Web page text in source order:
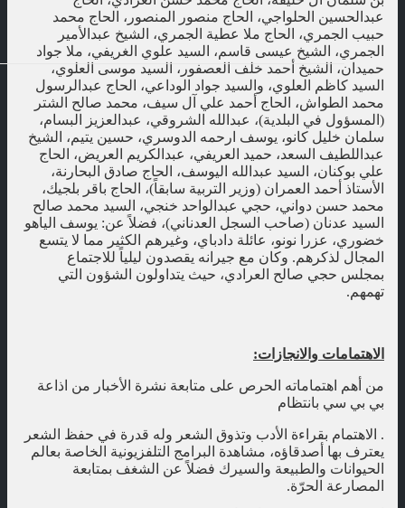
عبدالحسين الحلواجي، الحاج منصور المنصور، الحاج محمد
حبيب الجمري، الحاج ملا عطية الجمري، الشيخ عبدالأمير
الجمري، الشيخ عيسى قاسم، السيد علوي الغريفي، ملا جواد
حميدان، الشيخ أحمد خلف العصفور، السيد موسى العلوي،
السيد كاظم العلوي، والسيد جواد الوداعي، الحاج عبدالرسول
محمد الطواش، الحاج أحمد علي آل سيف، محمد صالح الشتر
(المسؤول في البلدية)، عبدالله الشروقي، عبدالعزيز البسام،
سلمان خليل كانو، يوسف ارحمه الدوسري، حسين يتيم، الشيخ
عبداللطيف السعد، حميد العريفي، عبدالكريم العريض، الحاج
علي بوكنان، السيد عبدالله اليوسف، الحاج صادق البحارنة،
الأستاذ أحمد العمران (وزير التربية سابقاً)، الحاج باقر بلجيك،
محمد حسن دواني، حجي عبدالواحد خنجي، السيد محمد صالح
السيد عدنان (صاحب السجل العدناني)، فضلاً عن: يوسف الياهو
خضوري، عزرا نونو، عائلة دادباي، وغيرهم الكثير مما لا يتسع
المجال لذكرهم. وكان مع جيرانه يقصدون ليلياً للاجتماع
بمجلس حجي صالح العرادي، حيث يتداولون الشؤون التي
تهمهم.
الاهتمامات والانجازات:
من أهم اهتماماته الحرص على متابعة نشرة الأخبار من اذاعة
بي بي سي بانتظام
. الاهتمام بقراءة الأدب وتذوق الشعر وله قدرة في حفظ الشعر
يعترف بها أصدقاؤه، مشاهدة البرامج التلفزيونية الخاصة بعالم
الحيوانات والطبيعة والسيرك فضلاً عن الشغف بمتابعة
المصارعة الحرّة.